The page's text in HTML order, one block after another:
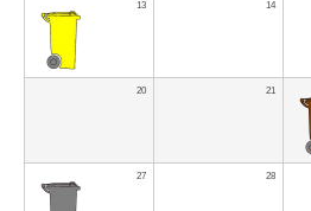
13 14
20 21
27 28